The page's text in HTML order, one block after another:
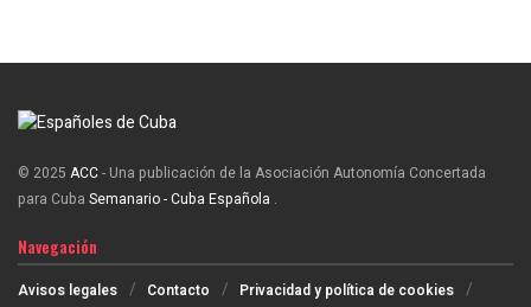
© 2025 ACC- Una publicación de la Asociación Autonomía Concertada
para Cuba Semanario - Cuba Española .
Navegación
Avisos legales Contacto
Privacidad y política de cookies